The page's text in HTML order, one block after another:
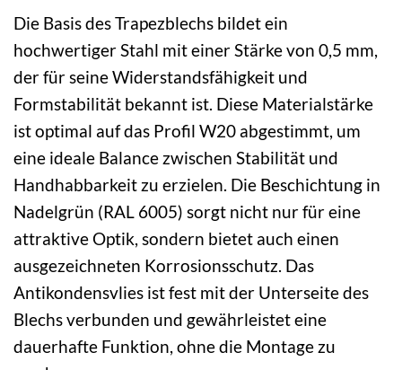
Die Basis des Trapezblechs bildet ein
hochwertiger Stahl mit einer Stärke von 0,5 mm,
der für seine Widerstandsfähigkeit und
Formstabilität bekannt ist. Diese Materialstärke
ist optimal auf das Profil W20 abgestimmt, um
eine ideale Balance zwischen Stabilität und
Handhabbarkeit zu erzielen. Die Beschichtung in
Nadelgrün (RAL 6005) sorgt nicht nur für eine
attraktive Optik, sondern bietet auch einen
ausgezeichneten Korrosionsschutz. Das
Antikondensvlies ist fest mit der Unterseite des
Blechs verbunden und gewährleistet eine
dauerhafte Funktion, ohne die Montage zu